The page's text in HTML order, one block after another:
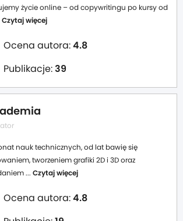
życie online – od copywritingu po kursy od
Czytaj więcej
Ocena autora:4.8
Publikacje:39
nauk technicznych, od lat bawię się
tworzeniem grafiki 2D i 3D oraz
... Czytaj więcej
Ocena autora:4.8